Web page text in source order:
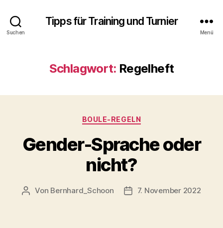
Suchen
Tipps für Training und Turnier
Menü
Schlagwort: Regelheft
Kategorien
BOULE-REGELN
Gender-Sprache oder
nicht?
Beitragsautor
Von Bernhard_Schoon Veröffentlichungsdatum
7. November 2022